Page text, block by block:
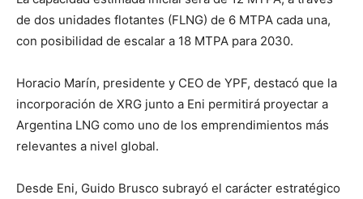
de dos unidades flotantes (FLNG) de 6 MTPA cada una,
con posibilidad de escalar a 18 MTPA para 2030.
Horacio Marín, presidente y CEO de YPF, destacó que la
incorporación de XRG junto a Eni permitirá proyectar a
Argentina LNG como uno de los emprendimientos más
relevantes a nivel global.
Desde Eni, Guido Brusco subrayó el carácter estratégico